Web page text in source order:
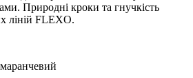
Природні кроки та гнучкість
ліній FLEXO.